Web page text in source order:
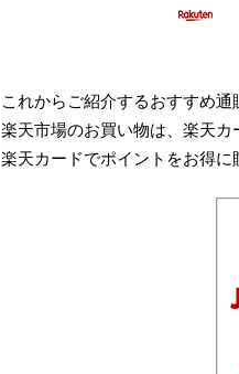
これからご紹介するおすすめ通
楽天市場のお買い物は、楽天カ
楽天カードでポイントをお得に